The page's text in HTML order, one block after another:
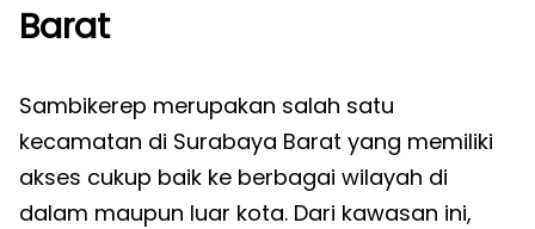
Barat
Sambikerep merupakan salah satu
kecamatan di Surabaya Barat yang memiliki
akses cukup baik ke berbagai wilayah di
dalam maupun luar kota. Dari kawasan ini,